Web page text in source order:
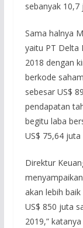
sebanyak 10,7
Sama halnya
yaitu PT Delta
2018 dengan
berkode
sebesar US$
pendapatan
begitu laba
US$ 75,64
Direktur
akan lebih
US$ 850 juta
2019,”